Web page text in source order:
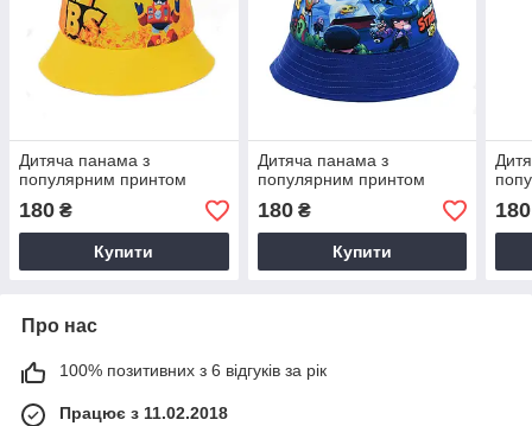
Дитяча панама з
популярним принтом
180 ₴
Купити
Дитяча панама з
популярним принтом
180₴
Купити
180
Про нас
100% позитивних з 6 відгуків за рік
Працює з 11.02.2018